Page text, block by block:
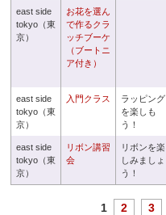
east side
tokyo（東
京）
お花を選ん
で作るクラ
ッチブーケ
（ブートニ
ア付き）
east side
tokyo（東
京）
入門クラス
ラッピング
を楽しも
う！
east side
tokyo（東
京）
リボン講習
会
リボンを楽
しみましょ
う！
1 2 3